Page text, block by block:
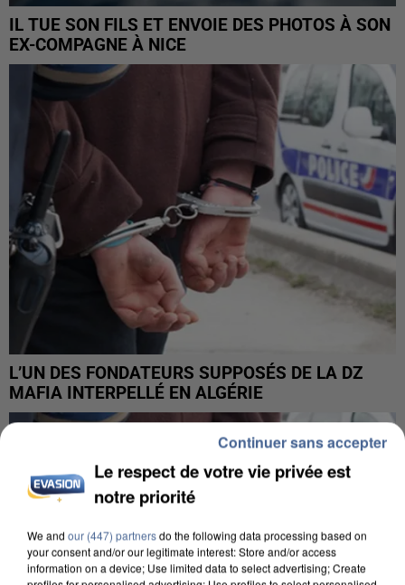
IL TUE SON FILS ET ENVOIE DES PHOTOS À SON
EX-COMPAGNE À NICE
L’UN DES FONDATEURS SUPPOSÉS DE LA DZ
MAFIA INTERPELLÉ EN ALGÉRIE
Le respect de votre vie privée est
notre priorité
We and our (447) partnersdo the following data processing based on
your consent and/or our legitimate interest: Store and/or access
information on a device; Use limited data to select advertising; Create
Continuer sans accepter